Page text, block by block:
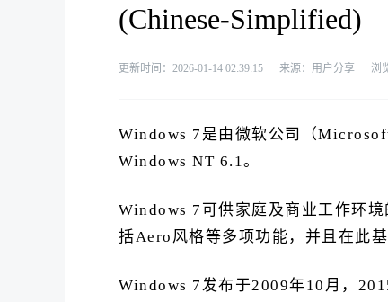
(Chinese-Simplified)
更新时间：2026-01-14 02:39:15 来源：用户分享 浏
Windows 7是由微软公司（
Windows NT 6.1。
Windows 7可供家庭及商业工作环
括Aero风格等多项功能，并且在此
Windows 7发布于2009年10月，